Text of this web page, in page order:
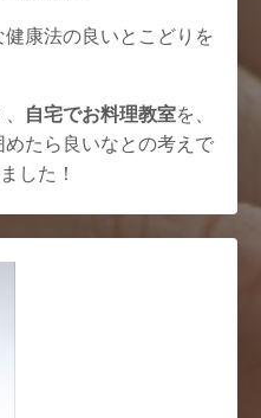
康法の良いとこどりを
自宅でお料理教室を、
たら良いなとの考えで
した！